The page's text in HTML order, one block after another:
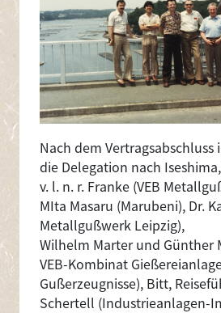
Nach dem Vertragsabschluss
die Delegation nach
v. l. n. r. Franke (VEB
MIta Masaru (Marubeni), Dr.
Metallgußwerk Leipzig),
Wilhelm Marter und Günther
VEB-Kombinat
Gußerzeugnisse), Bitt,
Schertell (Industrieanlagen-